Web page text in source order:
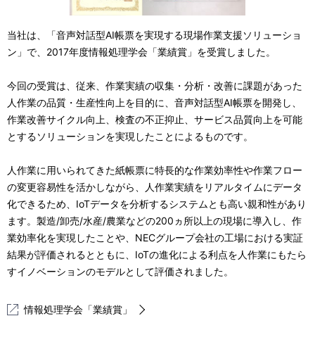
当社は、「音声対話型AI帳票を実現する現場作業支援ソリューショ
ン」で、2017年度情報処理学会「業績賞」を受賞しました。
今回の受賞は、従来、作業実績の収集・分析・改善に課題があった
人作業の品質・生産性向上を目的に、音声対話型AI帳票を開発し、
作業改善サイクル向上、検査の不正抑止、サービス品質向上を可能
とするソリューションを実現したことによるものです。
人作業に用いられてきた紙帳票に特長的な作業効率性や作業フロー
の変更容易性を活かしながら、人作業実績をリアルタイムにデータ
化できるため、IoTデータを分析するシステムとも高い親和性があり
ます。製造/卸売/水産/農業などの200ヵ所以上の現場に導入し、作
業効率化を実現したことや、NECグループ会社の工場における実証
結果が評価されるとともに、IoTの進化による利点を人作業にもたら
すイノベーションのモデルとして評価されました。
情報処理学会「業績賞」